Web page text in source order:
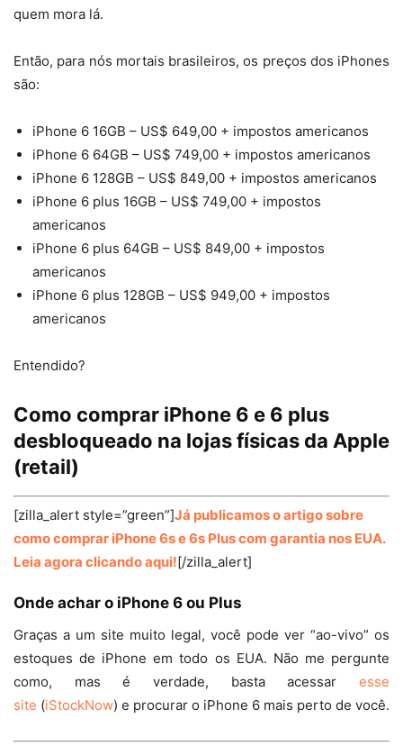
quem mora lá.
Então, para nós mortais brasileiros, os preços dos iPhones
são:
iPhone 6 16GB – US$ 649,00 + impostos americanos
iPhone 6 64GB – US$ 749,00 + impostos americanos
iPhone 6 128GB – US$ 849,00 + impostos americanos
iPhone 6 plus 16GB – US$ 749,00 + impostos
americanos
iPhone 6 plus 64GB – US$ 849,00 + impostos
americanos
iPhone 6 plus 128GB – US$ 949,00 + impostos
americanos
Entendido?
Como comprar iPhone 6 e 6 plus
desbloqueado na lojas físicas da Apple
(retail)
[zilla_alert style=”green”]Já publicamos o artigo sobre
como comprar iPhone 6s e 6s Plus com garantia nos EUA.
Leia agora clicando aqui![/zilla_alert]
Onde achar o iPhone 6 ou Plus
Graças a um site muito legal, você pode ver “ao-vivo” os
estoques de iPhone em todo os EUA. Não me pergunte
como, mas é verdade, basta acessar esse
site (iStockNow) e procurar o iPhone 6 mais perto de você.